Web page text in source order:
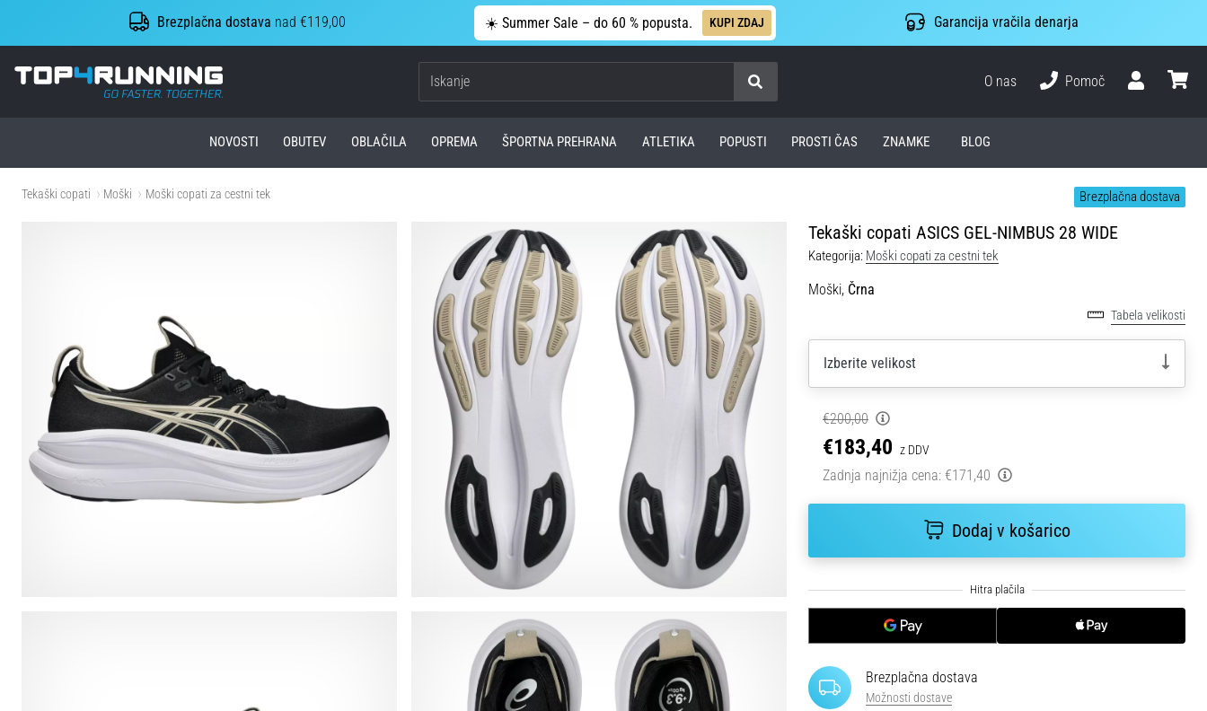
Brezplačna dostava nad €119,00 ☀️ Summer Sale – do 60 % popusta. KUPI ZDAJ Garancija vračila denarja
Top4Running.si
Iskanje
O nas
Pomoč
NOVOSTI OBUTEV OBLAČILA OPREMA ŠPORTNA PREHRANA ATLETIKA POPUSTI PROSTI ČAS ZNAMKE BLOG
Tekaški copati Moški Moški copati za cestni tek Brezplačna dostava
Tekaški copati ASICS GEL-NIMBUS 28 WIDE
Kategorija: Moški copati za cestni tek
Moški, Črna
Tabela velikosti
Izberite velikost
€200,00
€183,40 z DDV
Zadnja najnižja cena: €171,40
Dodaj v košarico
Brezplačna dostava
Možnosti dostave